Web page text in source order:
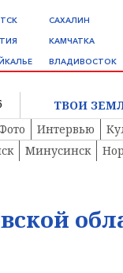
САХАЛИН
КАМЧАТКА
ВЛАДИВОСТОК
ТВОИ
Интервью
Минусинск